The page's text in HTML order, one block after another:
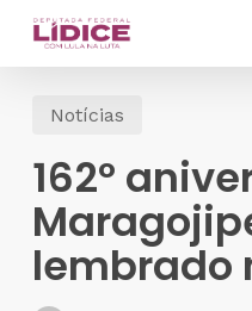
Skip
contentNotícias
162º
lembrado